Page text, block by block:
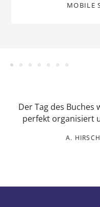
Der Tag des Buches
perfekt organisiert
A.